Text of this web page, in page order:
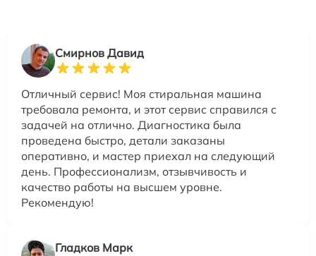
Смирнов Давид
Отличный сервис! Моя стиральная машина
требовала ремонта, и этот сервис справился с
задачей на отлично. Диагностика была
проведена быстро, детали заказаны
оперативно, и мастер приехал на следующий
день. Профессионализм, отзывчивость и
качество работы на высшем уровне.
Рекомендую!
Гладков Марк